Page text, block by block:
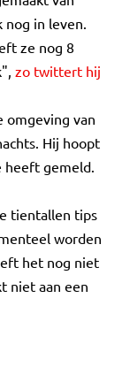
nog in leven.
ze nog 8
zo twittert hij
omgeving van
Hij hoopt
heeft gemeld.
tientallen tips
worden
het nog niet
niet aan een